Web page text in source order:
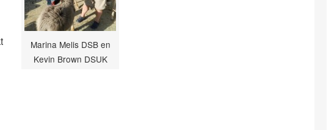
Marina Melis DSB en
Kevin Brown DSUK